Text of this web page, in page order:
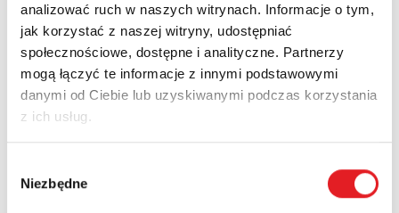
analizować ruch w naszych witrynach. Informacje o tym,
jak korzystać z naszej witryny, udostępniać
społecznościowe, dostępne i analityczne. Partnerzy
mogą łączyć te informacje z innymi podstawowymi
danymi od Ciebie lub uzyskiwanymi podczas korzystania
z ich usług.
zgody
Niezbędne
Company: